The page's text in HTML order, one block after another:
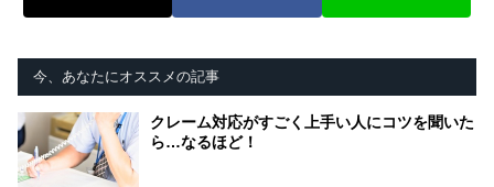
今、あなたにオススメの記事
クレーム対応がすごく上手い人にコツを聞いた
ら…なるほど！